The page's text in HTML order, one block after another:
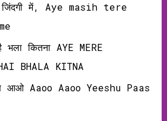
जिंदगी में, Aye masih tere
कितना AYE MERE
BHALA KITNA
Aaoo Aaoo Yeeshu Paas